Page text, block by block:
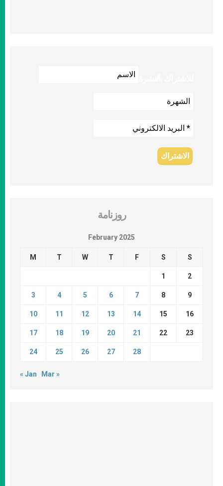
روزنامة
February 2025
M T W T F S S
1 2
3 4 5 6 7 8 9
10 11 12 13 14 15 16
17 18 19 20 21 22 23
24 25 26 27 28
« Jan Mar »